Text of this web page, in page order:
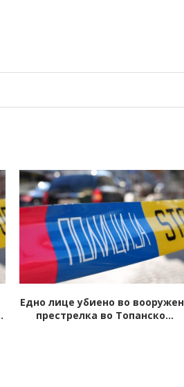
Запален автомобил на јавен
обвинител од Скопје